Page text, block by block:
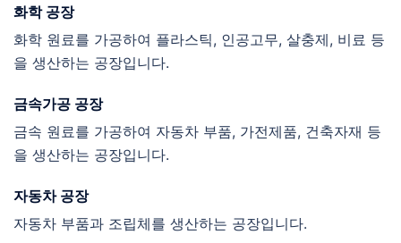
화학 공장
화학 원료를 가공하여 플라스틱, 인공고무, 살충제, 비료 등
을 생산하는 공장입니다.
금속가공 공장
금속 원료를 가공하여 자동차 부품, 가전제품, 건축자재 등
을 생산하는 공장입니다.
자동차 공장
자동차 부품과 조립체를 생산하는 공장입니다.